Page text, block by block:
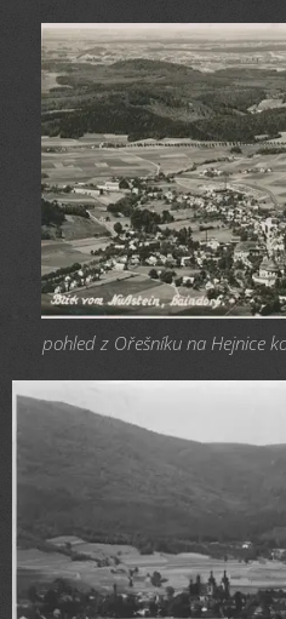
pohled z Ořešníku na Hejnice